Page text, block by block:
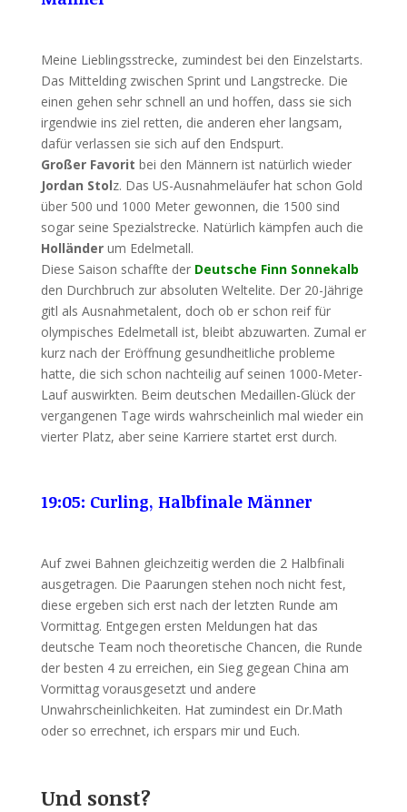
Meine Lieblingsstrecke, zumindest bei den Einzelstarts.
Das Mittelding zwischen Sprint und Langstrecke. Die
einen gehen sehr schnell an und hoffen, dass sie sich
irgendwie ins ziel retten, die anderen eher langsam,
dafür verlassen sie sich auf den Endspurt.
Großer Favorit bei den Männern ist natürlich wieder
Jordan Stolz. Das US-Ausnahmeläufer hat schon Gold
über 500 und 1000 Meter gewonnen, die 1500 sind
sogar seine Spezialstrecke. Natürlich kämpfen auch die
Holländerum Edelmetall.
Diese Saison schaffte der Deutsche Finn Sonnekalb
den Durchbruch zur absoluten Weltelite. Der 20-Jährige
gitl als Ausnahmetalent, doch ob er schon reif für
olympisches Edelmetall ist, bleibt abzuwarten. Zumal er
kurz nach der Eröffnung gesundheitliche probleme
hatte, die sich schon nachteilig auf seinen 1000-Meter-
Lauf auswirkten. Beim deutschen Medaillen-Glück der
vergangenen Tage wirds wahrscheinlich mal wieder ein
vierter Platz, aber seine Karriere startet erst durch.
19:05: Curling, Halbfinale Männer
Auf zwei Bahnen gleichzeitig werden die 2 Halbfinali
ausgetragen. Die Paarungen stehen noch nicht fest,
diese ergeben sich erst nach der letzten Runde am
Vormittag. Entgegen ersten Meldungen hat das
deutsche Team noch theoretische Chancen, die Runde
der besten 4 zu erreichen, ein Sieg gegean China am
Vormittag vorausgesetzt und andere
Unwahrscheinlichkeiten. Hat zumindest ein Dr.Math
oder so errechnet, ich erspars mir und Euch.
Und sonst?